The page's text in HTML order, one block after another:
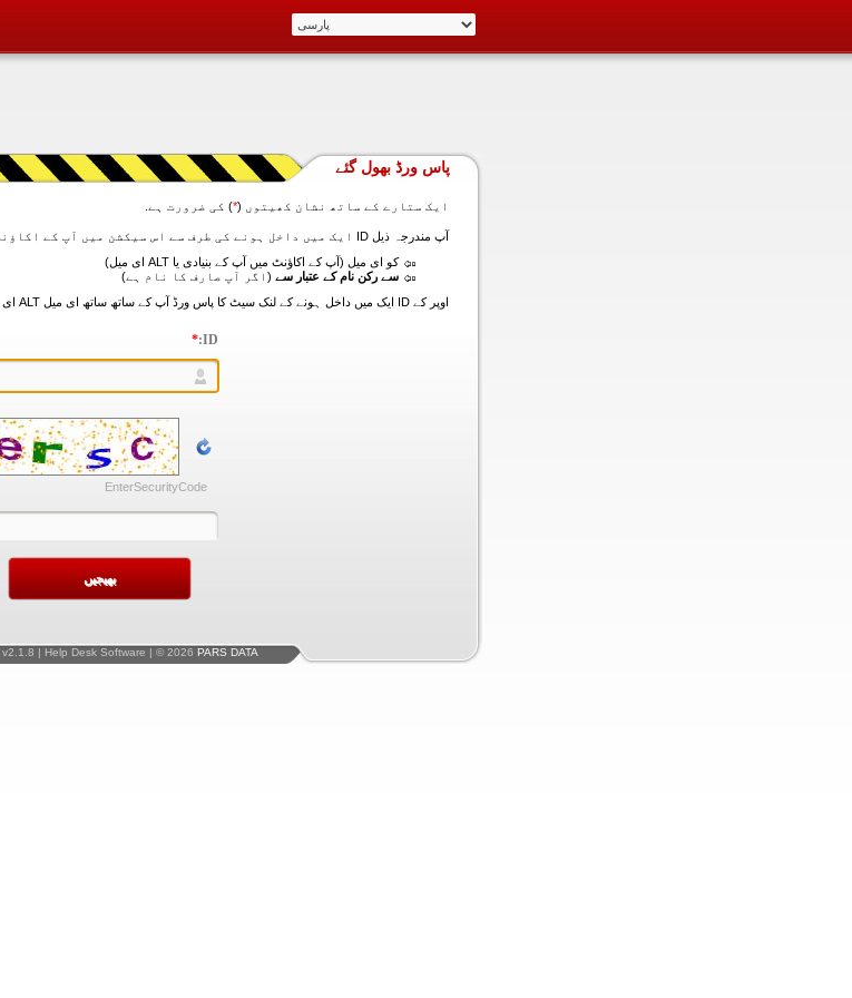
پاس ورڈ بھول گئے
ایک ستارے کے ساتھ نشان کھیتوں (*) کی ضرورت ہے.
آپ مندرجہ ذیل ID ایک میں داخل ہونے کی طرف سے اس سیکشن میں آپ کے اکاؤنٹ کا پاس ورڈ حاصل کر سکتے ہیں:
کو ای میل (آپ کے اکاؤنٹ میں آپ کے بنیادی یا ALT ای میل)
سے رکن نام کے عتبار سے (اگر آپ صارف کا نام ہے)
اوپر کے ID ایک میں داخل ہونے کے لنک سیٹ کا پاس ورڈ آپ کے ساتھ ساتھ ای میل ALT ای میل بھیج دیں گے.
ID:
*
EnterSecurityCode
v2.1.8 | Help Desk Software | © 2026 PARS DATA